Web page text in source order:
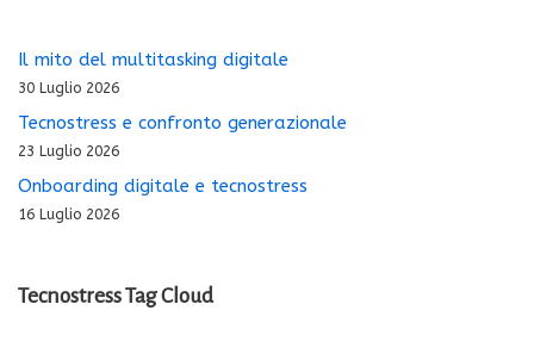
Il mito del multitasking digitale
30 Luglio 2026
Tecnostress e confronto generazionale
23 Luglio 2026
Onboarding digitale e tecnostress
16 Luglio 2026
Tecnostress Tag Cloud